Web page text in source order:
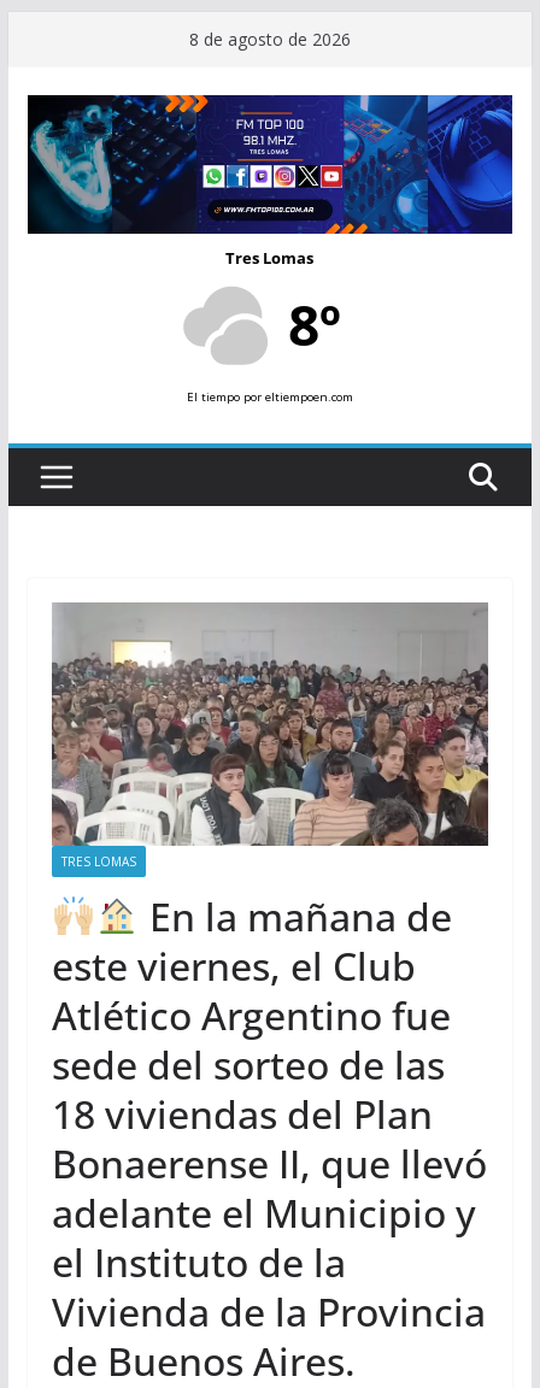
contenido
8 de agosto de 2026
Tres Lomas
8º
El tiempopor eltiempoen.com
TRES LOMAS
En la mañana de
este viernes, el Club
Atlético Argentino fue
sede del sorteo de las
18 viviendas del Plan
Bonaerense II, que llevó
adelante el Municipio y
el Instituto de la
Vivienda de la Provincia
de Buenos Aires.